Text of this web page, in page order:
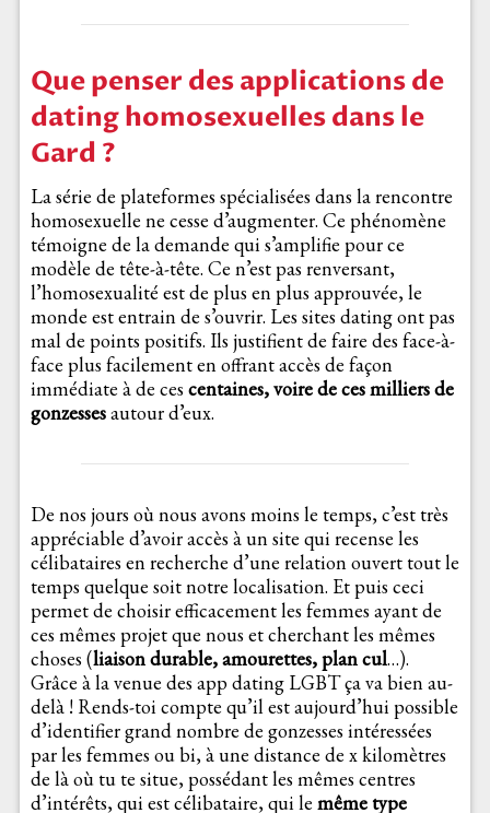
Que penser des applications de
dating homosexuelles dans le
Gard ?
La série de plateformes spécialisées dans la rencontre
homosexuelle ne cesse d’augmenter. Ce phénomène
témoigne de la demande qui s’amplifie pour ce
modèle de tête-à-tête. Ce n’est pas renversant,
l’homosexualité est de plus en plus approuvée, le
monde est entrain de s’ouvrir. Les sites dating ont pas
mal de points positifs. Ils justifient de faire des face-à-
face plus facilement en offrant accès de façon
immédiate à de ces centaines, voire de ces milliers de
gonzessesautour d’eux.
De nos jours où nous avons moins le temps, c’est très
appréciable d’avoir accès à un site qui recense les
célibataires en recherche d’une relation ouvert tout le
temps quelque soit notre localisation. Et puis ceci
permet de choisir efficacement les femmes ayant de
ces mêmes projet que nous et cherchant les mêmes
choses (liaison durable, amourettes, plan cul…).
Grâce à la venue des app dating LGBT ça va bien au-
delà ! Rends-toi compte qu’il est aujourd’hui possible
d’identifier grand nombre de gonzesses intéressées
par les femmes ou bi, à une distance de x kilomètres
de là où tu te situe, possédant les mêmes centres
d’intérêts, qui est célibataire, qui le même type